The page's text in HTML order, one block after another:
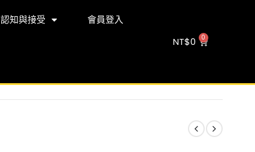
認知與接受 會員登入
NT$0